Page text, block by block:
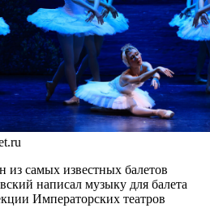
самых известных балетов
написал музыку для балета
Императорских театров